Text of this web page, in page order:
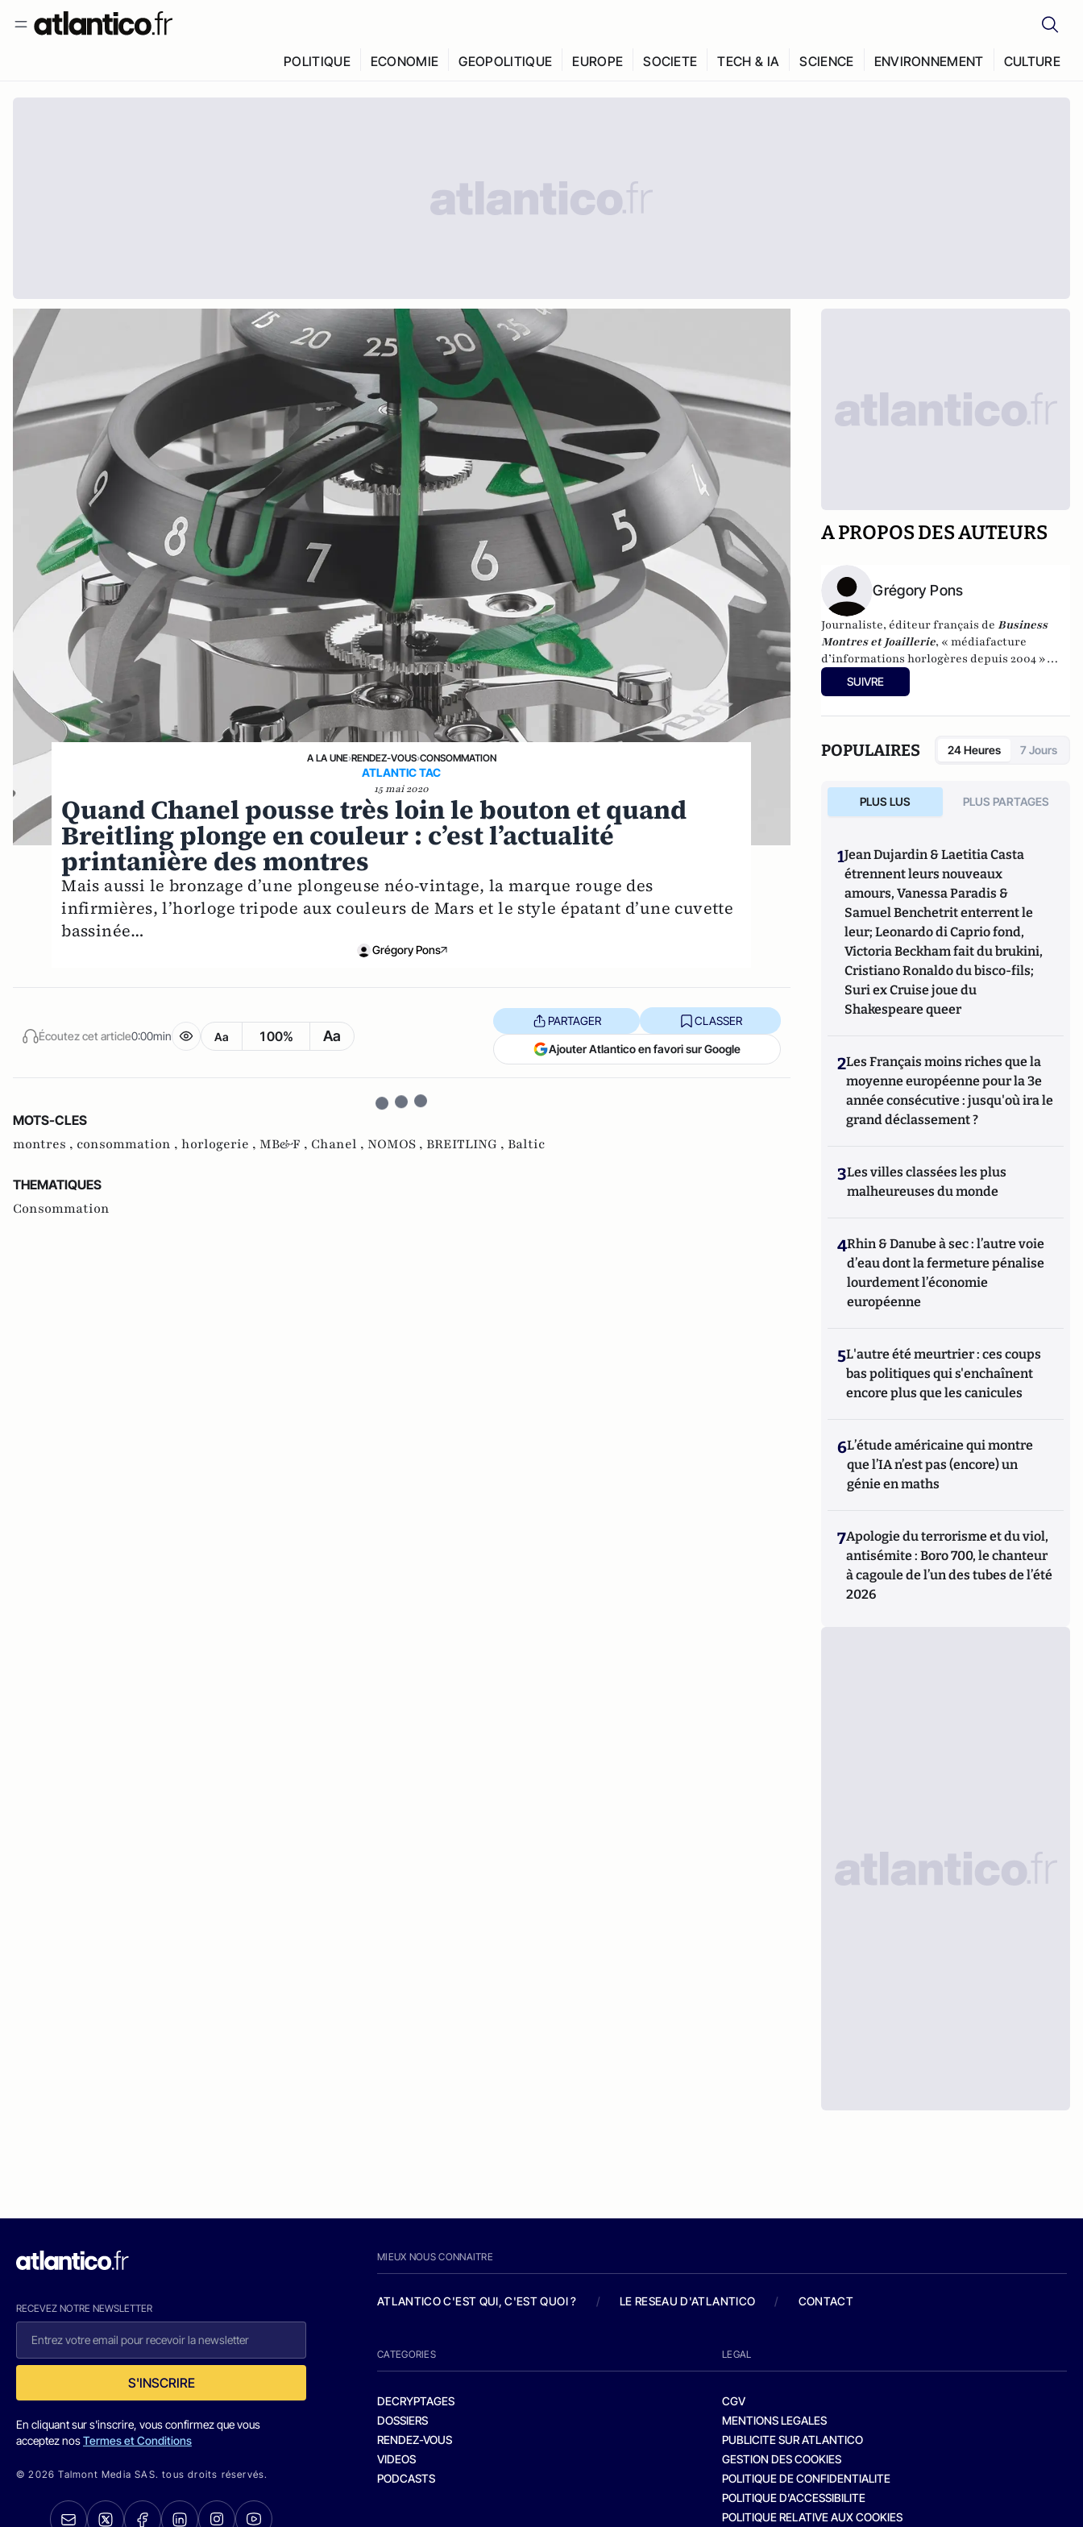
POLITIQUE ECONOMIE GEOPOLITIQUE EUROPE SOCIETE TECH & IA SCIENCE ENVIRONNEMENT CULTURE
A LA UNE›RENDEZ-VOUS›CONSOMMATION
ATLANTIC TAC
15 mai 2020
Quand Chanel pousse très loin le bouton et quand
Breitling plonge en couleur : c’est l’actualité
printanière des montres
Mais aussi le bronzage d’une plongeuse néo-vintage, la marque rouge des
infirmières, l’horloge tripode aux couleurs de Mars et le style épatant d’une cuvette
bassinée…
Grégory Pons
Écoutez cet article0:00min Aa 100% Aa
PARTAGER CLASSER
Ajouter Atlantico en favori sur Google
MOTS-CLES
montres , consommation , horlogerie , MB&F , Chanel , NOMOS , BREITLING , Baltic
THEMATIQUES
Consommation
A PROPOS DES AUTEURS
Grégory Pons
Journaliste, éditeur français deBusiness
Montres et Joaillerie, « médiafacture
d’informations horlogères depuis 2004 »
(site d’informations basé à Genève : 0 %
publicité-100 % liberté), spécialiste du
SUIVRE
POPULAIRES 24 Heures 7 Jours
PLUS LUS PLUS PARTAGES
1Jean Dujardin & Laetitia Casta
étrennent leurs nouveaux
amours, Vanessa Paradis &
Samuel Benchetrit enterrent le
leur; Leonardo di Caprio fond,
Victoria Beckham fait du brukini,
Cristiano Ronaldo du bisco-fils;
Suri ex Cruise joue du
Shakespeare queer
2Les Français moins riches que la
moyenne européenne pour la 3e
année consécutive : jusqu'où ira le
grand déclassement ?
3Les villes classées les plus
malheureuses du monde
4Rhin & Danube à sec : l’autre voie
d’eau dont la fermeture pénalise
lourdement l’économie
européenne
5L'autre été meurtrier : ces coups
bas politiques qui s'enchaînent
encore plus que les canicules
6L’étude américaine qui montre
que l’IA n’est pas (encore) un
génie en maths
7Apologie du terrorisme et du viol,
antisémite : Boro 700, le chanteur
à cagoule de l’un des tubes de l’été
2026
RECEVEZ NOTRE NEWSLETTER
S'INSCRIRE
En cliquant sur s'inscrire, vous confirmez que vous
acceptez nosTermes et Conditions
© 2026 Talmont Media SAS. tous droits réservés.
MIEUX NOUS CONNAITRE
ATLANTICO C'EST QUI, C'EST QUOI ? / LE RESEAU D'ATLANTICO / CONTACT
CATEGORIES
DECRYPTAGES
DOSSIERS
RENDEZ-VOUS
VIDEOS
PODCASTS
LEGAL
CGV
MENTIONS LEGALES
PUBLICITE SUR ATLANTICO
GESTION DES COOKIES
POLITIQUE DE CONFIDENTIALITE
POLITIQUE D’ACCESSIBILITE
POLITIQUE RELATIVE AUX COOKIES